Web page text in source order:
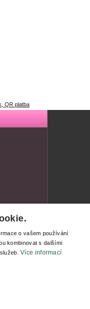
o vašem používání
kombinovat s dalšími
služeb.Více informací